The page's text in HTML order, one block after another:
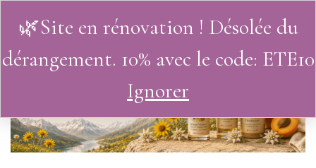
0
🌿Site en rénovation ! Désolée du
dérangement. 10% avec le code: ETE10
Ignorer